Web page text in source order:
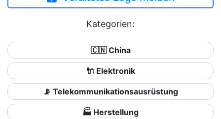
Kategorien:
🇨🇳 China
🔌 Elektronik
📡 Telekommunikationsausrüstung
🏭 Herstellung